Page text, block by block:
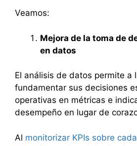
Veamos:
Mejora de la toma de
en datos
El análisis de datos permite a
fundamentar sus decisiones
operativas en métricas e
desempeño en lugar de
Al monitorizar KPIs sobre